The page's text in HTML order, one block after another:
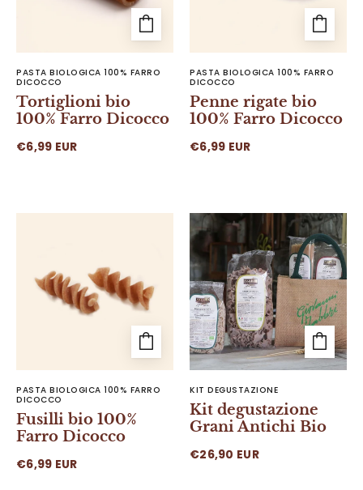
PASTA ALL'UOVO
PASTA BIOLOGICA 100% FARRO
DICOCCO
Tortiglioni bio
100% Farro Dicocco
€6,99 EUR
PASTA BIOLOGICA 100% FARRO
DICOCCO
Penne rigate bio
100% Farro Dicocco
€6,99 EUR
Fusilli bio 100% Farro Dicocco
PASTA BIOLOGICA 100% FARRO
DICOCCO
Fusilli bio 100%
Farro Dicocco
€6,99 EUR
Kit degustazione Grani
KIT DEGUSTAZIONE
Kit degustazione
Grani Antichi Bio
€26,90 EUR